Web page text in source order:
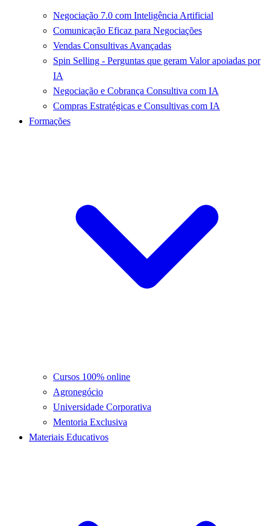
Negociação 7.0 com Inteligência Artificial
Comunicação Eficaz para Negociações
Vendas Consultivas Avançadas
Spin Selling - Perguntas que geram Valor apoiadas por
IA
Negociação e Cobrança Consultiva com IA
Compras Estratégicas e Consultivas com IA
Formações
Cursos 100% online
Agronegócio
Universidade Corporativa
Mentoria Exclusiva
Materiais Educativos